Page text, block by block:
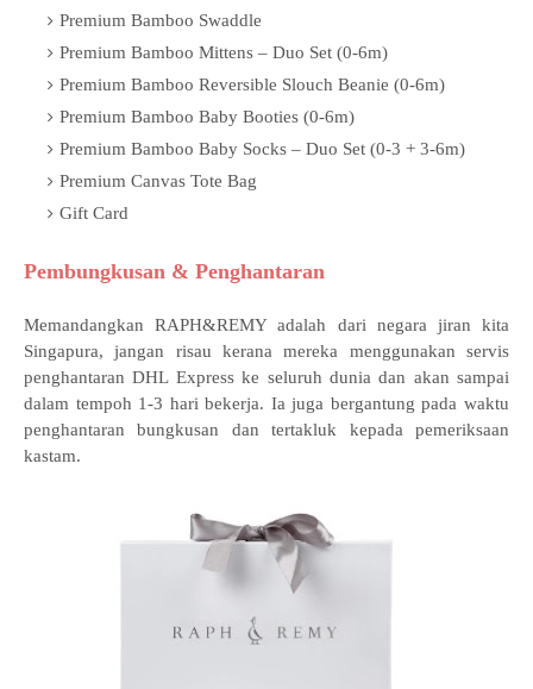
Premium Bamboo Swaddle
Premium Bamboo Mittens – Duo Set (0-6m)
Premium Bamboo Reversible Slouch Beanie (0-6m)
Premium Bamboo Baby Booties (0-6m)
Premium Bamboo Baby Socks – Duo Set (0-3 + 3-6m)
Premium Canvas Tote Bag
Gift Card
Pembungkusan & Penghantaran
Memandangkan RAPH&REMY adalah dari negara jiran kita
Singapura, jangan risau kerana mereka menggunakan servis
penghantaran DHL Express ke seluruh dunia dan akan sampai
dalam tempoh 1-3 hari bekerja. Ia juga bergantung pada waktu
penghantaran bungkusan dan tertakluk kepada pemeriksaan
kastam.